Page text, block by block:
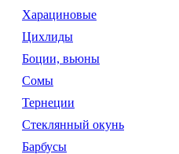
Харациновые
Цихлиды
Боции, вьюны
Сомы
Тернеции
Стеклянный окунь
Барбусы